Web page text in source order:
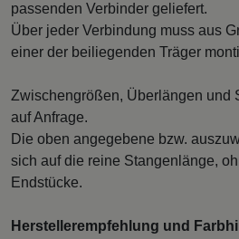
passenden Verbinder geliefert.
Über jeder Verbindung muss aus
einer der beiliegenden Träger
Zwischengrößen, Überlängen und
auf Anfrage.
Die oben angegebene bzw.
sich auf die reine Stangenlänge,
Endstücke.
Herstellerempfehlung und